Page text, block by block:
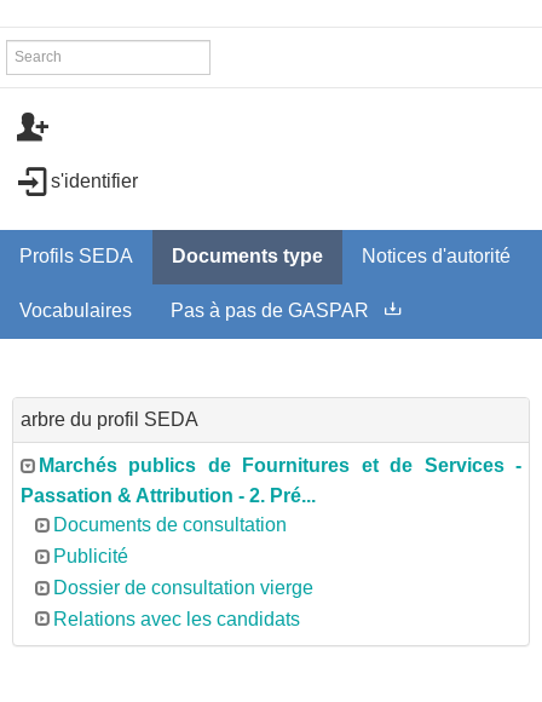
s'identifier
Profils SEDA Documents type Notices d'autorité
Vocabulaires Pas à pas de GASPAR
arbre du profil SEDA
Marchés publics de Fournitures et de Services -
Passation & Attribution - 2. Pré...
Documents de consultation
Publicité
Dossier de consultation vierge
Relations avec les candidats